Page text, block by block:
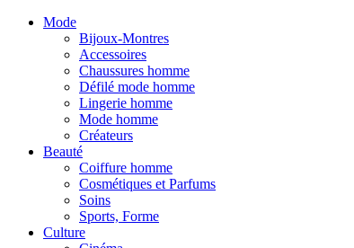
Mode
Bijoux-Montres
Accessoires
Chaussures homme
Défilé mode homme
Lingerie homme
Mode homme
Créateurs
Beauté
Coiffure homme
Cosmétiques et Parfums
Soins
Sports, Forme
Culture